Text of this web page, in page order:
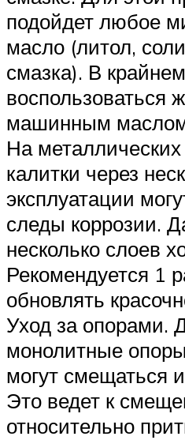
подойдет любое
масло (литол,
смазка). В
воспользоваться
машинным
На
калитки через
эксплуатации
следы коррозии.
несколько слоев
Рекомендуется 1
обновлять
Уход за опорами.
монолитные
могут смещаться
Это ведет к
относительно